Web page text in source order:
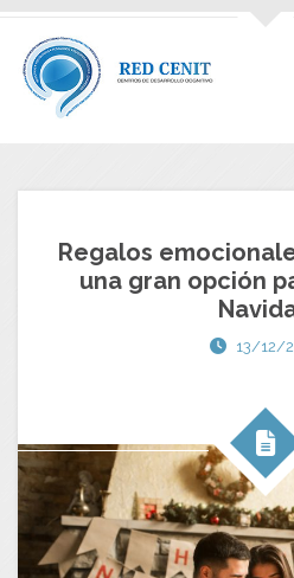
Regalos
una gran opción
13/12/